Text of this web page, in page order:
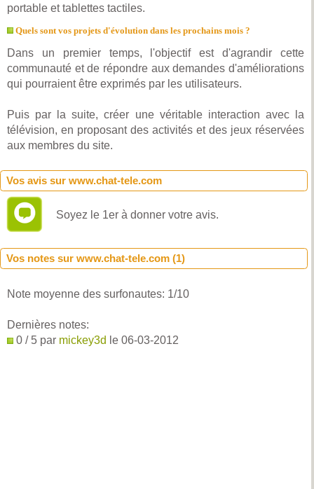
portable et tablettes tactiles.
Quels sont vos projets d'évolution dans les prochains mois ?
Dans un premier temps, l'objectif est d'agrandir cette
communauté et de répondre aux demandes d'améliorations
qui pourraient être exprimés par les utilisateurs.
Puis par la suite, créer une véritable interaction avec la
télévision, en proposant des activités et des jeux réservées
aux membres du site.
Vos avis sur www.chat-tele.com
Soyez le 1er à donner votre avis.
Vos notes sur www.chat-tele.com (1)
Note moyenne des surfonautes: 1/10
Dernières notes:
0 / 5 par mickey3d le 06-03-2012